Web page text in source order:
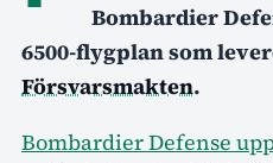
Bombardier
6500-flygplan som
Försvarsmakten.
Bombardier Defense